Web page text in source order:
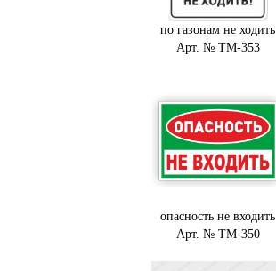
по газонам не ходить
Арт. № ТМ-353
опасность не входить
Арт. № ТМ-350